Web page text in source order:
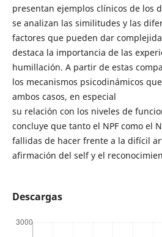
presentan ejemplos clínicos de los
se analizan las similitudes y las
factores que pueden dar
destaca la importancia de las
humillación. A partir de estas
los mecanismos psicodinámicos
ambos casos, en especial
su relación con los niveles de
concluye que tanto el NPF como el
fallidas de hacer frente a la difícil
afirmación del self y el
Descargas